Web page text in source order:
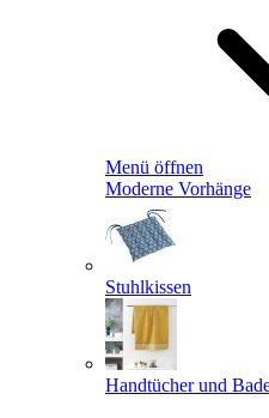
Menü öffnen
Moderne Vorhänge
Stuhlkissen
Handtücher und